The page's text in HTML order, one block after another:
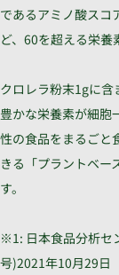
であるアミノ酸スコ
ど、60を超える栄養
クロレラ粉末1gに
豊かな栄養素が細胞
性の食品をまるごと
きる「プラントベー
す。
※1: 日本食品分析セ
号)2021年10月29日